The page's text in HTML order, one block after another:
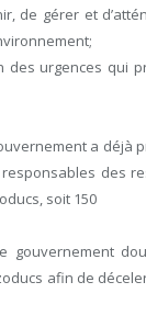
de gérer et
urgences qui
a déjà
des
soit 150
gouvernement
afin de